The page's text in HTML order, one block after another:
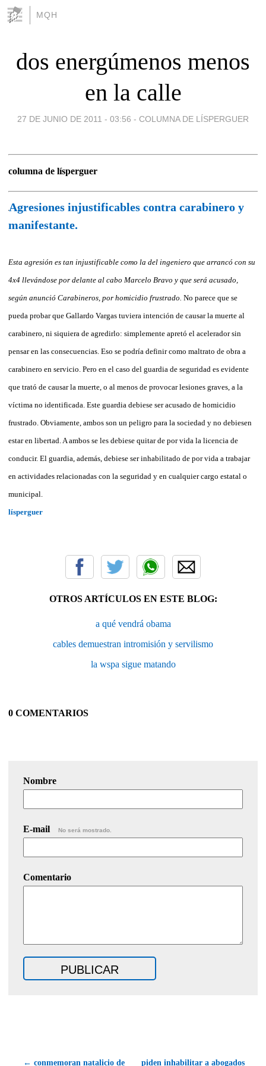
MQH
dos energúmenos menos
en la calle
27 DE JUNIO DE 2011 - 03:56 - COLUMNA DE LÍSPERGUER
columna de lísperguer
Agresiones injustificables contra carabinero y
manifestante.
Esta agresión es tan injustificable como la del ingeniero que arrancó con su
4x4 llevándose por delante al cabo Marcelo Bravo y que será acusado,
según anunció Carabineros, por homicidio frustrado. No parece que se
pueda probar que Gallardo Vargas tuviera intención de causar la muerte al
carabinero, ni siquiera de agredirlo: simplemente apretó el acelerador sin
pensar en las consecuencias. Eso se podría definir como maltrato de obra a
carabinero en servicio. Pero en el caso del guardia de seguridad es evidente
que trató de causar la muerte, o al menos de provocar lesiones graves, a la
víctima no identificada. Este guardia debiese ser acusado de homicidio
frustrado. Obviamente, ambos son un peligro para la sociedad y no debiesen
estar en libertad. A ambos se les debiese quitar de por vida la licencia de
conducir. El guardia, además, debiese ser inhabilitado de por vida a trabajar
en actividades relacionadas con la seguridad y en cualquier cargo estatal o
municipal.
lísperguer
OTROS ARTÍCULOS EN ESTE BLOG:
a qué vendrá obama
cables demuestran intromisión y servilismo
la wspa sigue matando
0 COMENTARIOS
Nombre
E-mail No será mostrado.
Comentario
← conmemoran natalicio de piden inhabilitar a abogados